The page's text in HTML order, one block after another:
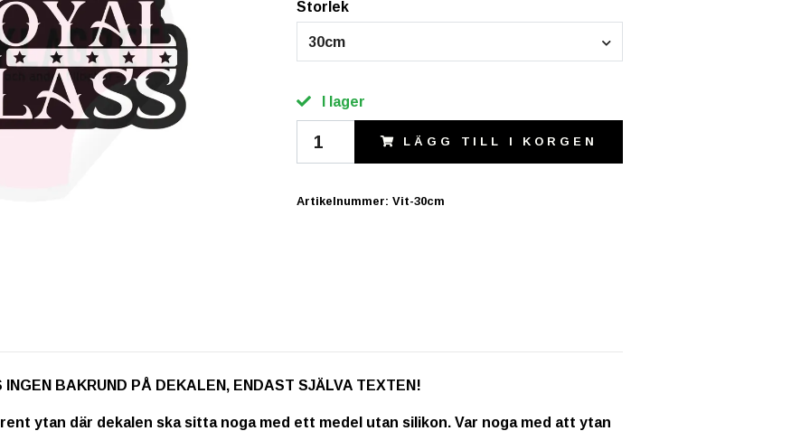
Storlek
30cm
I lager
LÄGG TILL I KORGEN
Artikelnummer: Vit-30cm
BAKRUND PÅ DEKALEN, ENDAST SJÄLVA TEXTEN!
ytan där dekalen ska sitta noga med ett medel utan silikon. Var noga med att ytan